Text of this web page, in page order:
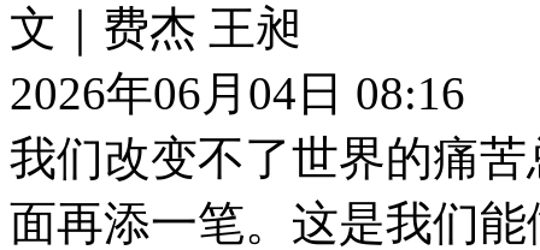
文｜费杰 王昶
2026年06月04日 08:16
我们改变不了世界的痛
面再添一笔。这是我们